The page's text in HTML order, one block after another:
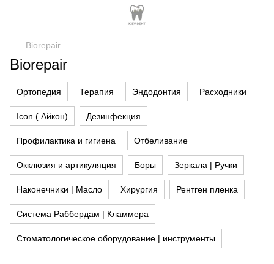
Biorepair
Biorepair
Ортопедия Терапия Эндодонтия Расходники
Icon ( Айкон) Дезинфекция
Профилактика и гигиена Отбеливание
Окклюзия и артикуляция Боры Зеркала | Ручки
Наконечники | Масло Хирургия Рентген пленка
Система Раббердам | Кламмера
Стоматологическое оборудование | инструменты